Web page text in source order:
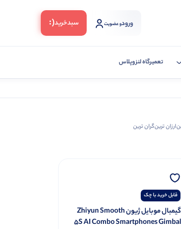
ورودو عضویت سبد‌خرید(:
تعمیرگاه لنزوپلاس
ارزان ترینگران ترین
گیمبال موبایل ژیون Zhiyun Smooth
5S AI Combo Smartphones Gimbal
قابل خرید با چک